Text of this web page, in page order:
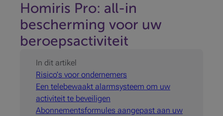
Homiris Pro: all-in
bescherming voor uw
beroepsactiviteit
In dit artikel
Risico's voor ondernemers
Een telebewaakt alarmsysteem om uw
activiteit te beveiligen
Abonnementsformules aangepast aan uw